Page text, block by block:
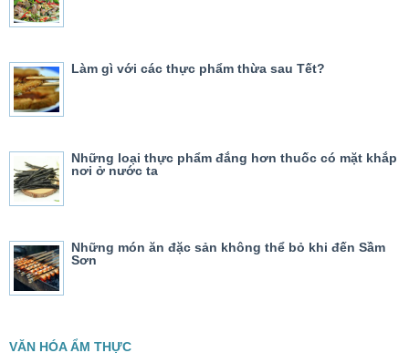
Làm gì với các thực phẩm thừa sau Tết?
Những loại thực phẩm đắng hơn thuốc có mặt khắp
nơi ở nước ta
Những món ăn đặc sản không thể bỏ khi đến Sầm
Sơn
VĂN HÓA ẨM THỰC